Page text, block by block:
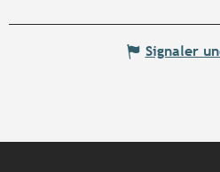
Signaler